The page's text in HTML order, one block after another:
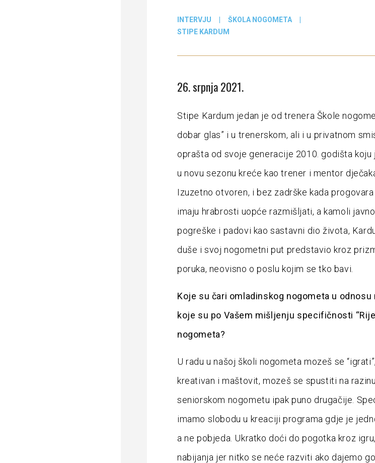
INTERVJU ŠKOLA NOGOMETA
STIPE KARDUM
26. srpnja 2021.
Stipe Kardum jedan je od trenera Škole
dobar glas” i u trenerskom, ali i u privatnom
oprašta od svoje generacije 2010. godišta koju
u novu sezonu kreće kao trener i mentor
Izuzetno otvoren, i bez zadrške kada
imaju hrabrosti uopće razmišljati, a kamoli
pogreške i padovi kao sastavni dio života,
duše i svoj nogometni put predstavio kroz
poruka, neovisno o poslu kojim se tko bavi.
Koje su čari omladinskog nogometa u odnosu
koje su po Vašem mišljenju specifičnosti
nogometa?
U radu u našoj školi nogometa mozeš se
kreativan i maštovit, mozeš se spustiti na
seniorskom nogometu ipak puno drugačije.
imamo slobodu u kreaciji programa gdje je
a ne pobjeda. Ukratko doći do pogotka kroz
nabijanja jer nitko se neće razviti ako dajemo